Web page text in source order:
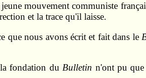
mouvement communiste
et la trace qu'il laisse.
que nous avons écrit et fait dans le
la fondation duBulletin n'ont pu